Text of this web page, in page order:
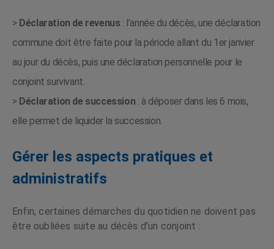
> Déclaration de revenus : l’année du décès, une déclaration
commune doit être faite pour la période allant du 1er janvier
au jour du décès, puis une déclaration personnelle pour le
conjoint survivant.
> Déclaration de succession : à déposer dans les 6 mois,
elle permet de liquider la succession.
Gérer les aspects pratiques et
administratifs
Enfin, certaines démarches du quotidien ne doivent pas
être oubliées suite au décès d’un conjoint :